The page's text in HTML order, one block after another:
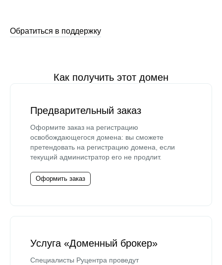
Обратиться в поддержку
Как получить этот домен
Предварительный заказ
Оформите заказ на регистрацию
освобождающегося домена: вы сможете
претендовать на регистрацию домена, если
текущий администратор его не продлит.
Оформить заказ
Услуга «Доменный брокер»
Специалисты Руцентра проведут